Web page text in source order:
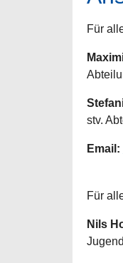
Für
stv.
Email:
Für
Nils